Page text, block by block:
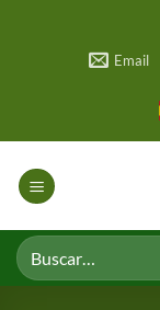
Email
Buscar
por: